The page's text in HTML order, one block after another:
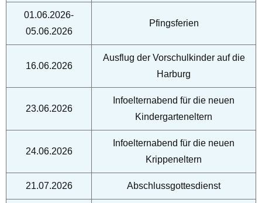
01.06.2026-
05.06.2026
Pfingsferien
16.06.2026
Ausflug der Vorschulkinder auf die
Harburg
23.06.2026
Infoelternabend für die neuen
Kindergarteneltern
24.06.2026
Infoelternabend für die neuen
Krippeneltern
21.07.2026 Abschlussgottesdienst